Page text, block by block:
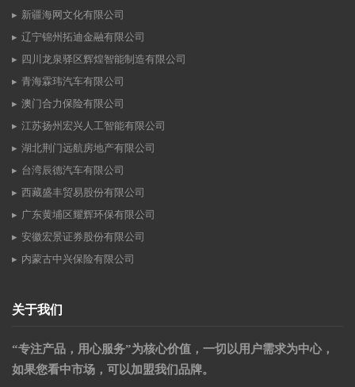
新疆海网文化有限公司
辽宁锦州拓迪金融有限公司
四川龙泉驿区辉煌智能制造有限公司
青海霖玮汽车有限公司
澳门合力保险有限公司
江苏扬州宏兴人工智能有限公司
湖北荆门远航房地产有限公司
台湾辰德汽车有限公司
西藏盛丰贸易股份有限公司
广东黄埔区耀辉环保有限公司
安徽宏景证券股份有限公司
内蒙古中兴保险有限公司
关于我们
“专注产品，用心服务”为核心价值，一切以用户需求为中心，
如果您看中市场，可以加盟我们品牌。